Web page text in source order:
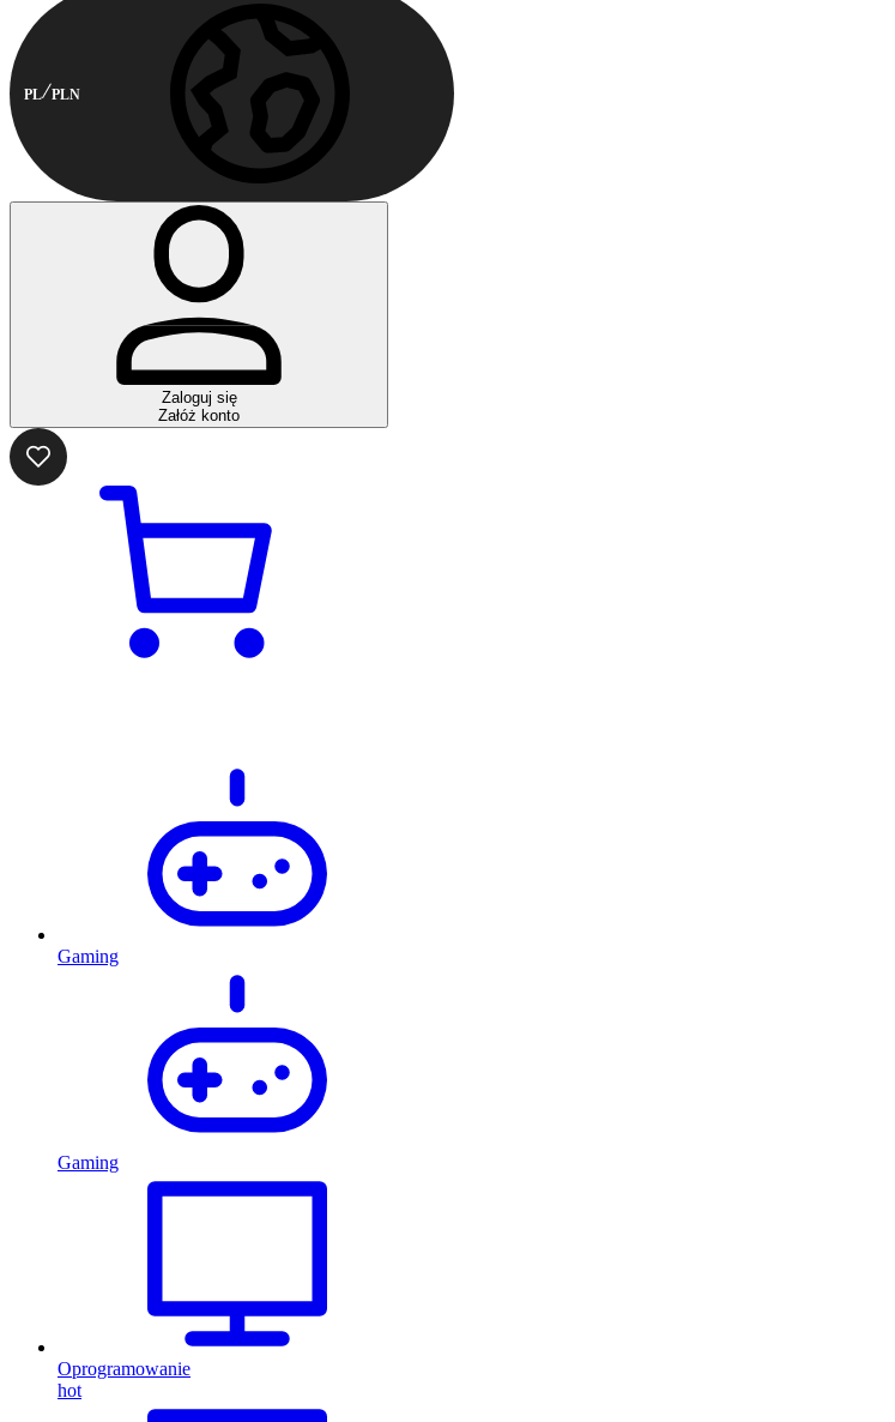
PL PLN
Zaloguj się
Załóż konto
Gaming
Gaming
Oprogramowanie
hot